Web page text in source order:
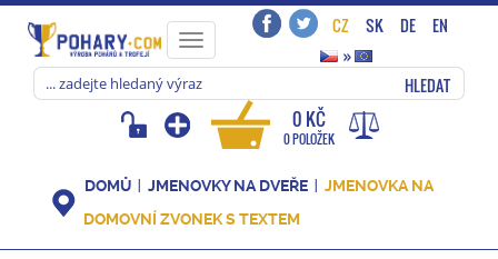
Toggle
navigation
CZ SK DE
EN
»
HLEDAT
0 KČ
0 POLOŽEK
DOMŮ JMENOVKY NA DVEŘE
JMENOVKA NA
DOMOVNÍ ZVONEK S TEXTEM